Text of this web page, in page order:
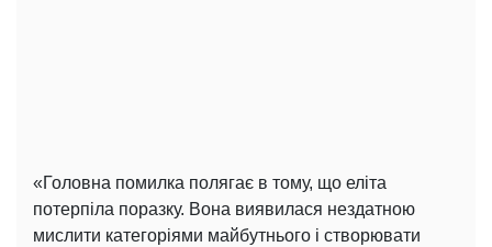
«Головна помилка полягає в тому, що еліта
потерпіла поразку. Вона виявилася нездатною
мислити категоріями майбутнього і створювати